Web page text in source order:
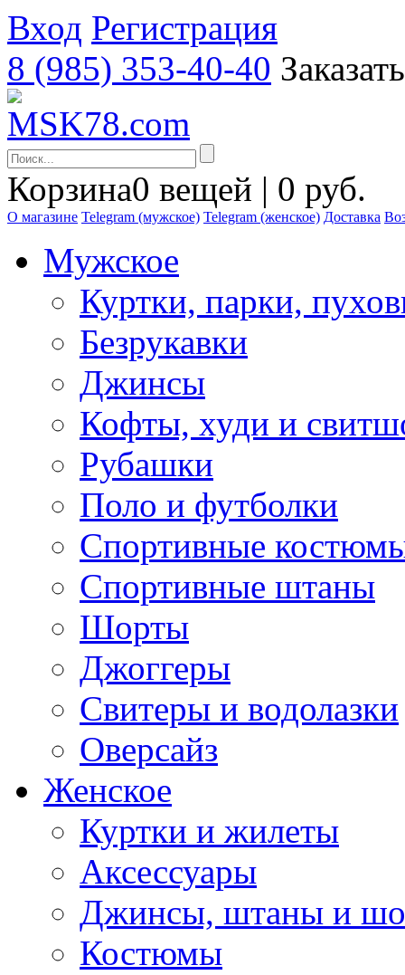
Вход Регистрация
8 (985) 353-40-40
Корзина0 вещей | 0 руб.
О магазине Telegram (мужское) Telegram (женское) Доставка
Мужское
Куртки, парки,
Безрукавки
Джинсы
Кофты, худи и
Рубашки
Поло и футболки
Спортивные
Спортивные штаны
Шорты
Джоггеры
Свитеры и водолазки
Оверсайз
Женское
Куртки и жилеты
Аксессуары
Джинсы, штаны и
Костюмы